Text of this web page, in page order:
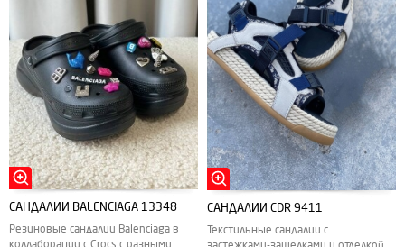
САНДАЛИИ BALENCIAGA 13348
Резиновые сандалии Balenciaga в
САНДАЛИИ CDR 9411
Текстильные сандалии с